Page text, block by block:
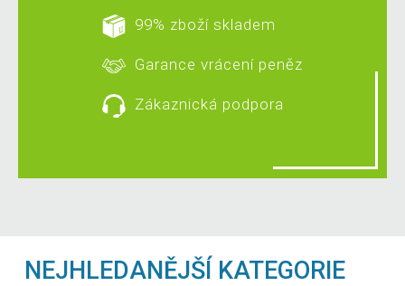
99% zboží skladem
Garance vrácení peněz
Zákaznická podpora
NEJHLEDANĚJŠÍ KATEGORIE